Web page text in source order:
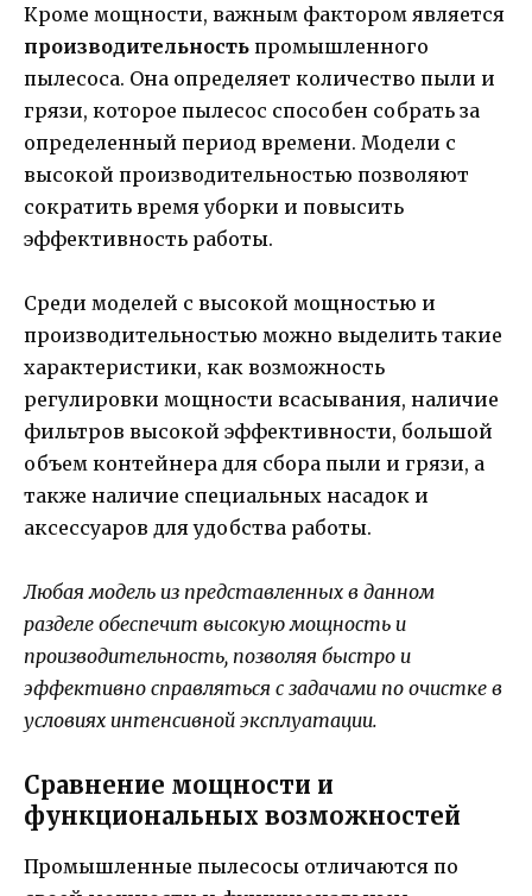
Кроме мощности, важным фактором является
производительность промышленного
пылесоса. Она определяет количество пыли и
грязи, которое пылесос способен собрать за
определенный период времени. Модели с
высокой производительностью позволяют
сократить время уборки и повысить
эффективность работы.
Среди моделей с высокой мощностью и
производительностью можно выделить такие
характеристики, как возможность
регулировки мощности всасывания, наличие
фильтров высокой эффективности, большой
объем контейнера для сбора пыли и грязи, а
также наличие специальных насадок и
аксессуаров для удобства работы.
Любая модель из представленных в данном
разделе обеспечит высокую мощность и
производительность, позволяя быстро и
эффективно справляться с задачами по очистке в
условиях интенсивной эксплуатации.
Сравнение мощности и
функциональных возможностей
Промышленные пылесосы отличаются по